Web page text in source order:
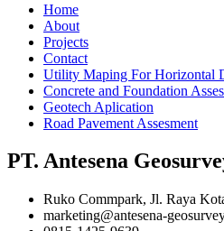
Home
About
Projects
Contact
Utility Maping For Horizontal
Concrete and Foundation
Geotech Aplication
Road Pavement Assesment
PT. Antesena
Ruko Commpark, Jl. Raya
marketing@antesena-